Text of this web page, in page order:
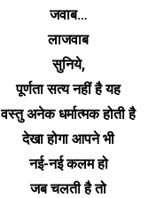
जवाब…
लाजवाब
सुनिये,
पूर्णता सत्य नहीं है यह
वस्तु अनेक धर्मात्मक होती है
देखा होगा आपने भी
नई-नई कलम हो
जब चलती है तो